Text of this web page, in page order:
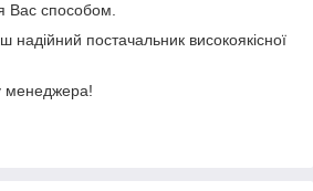
Вас способом.
постачальник високоякісної
менеджера!